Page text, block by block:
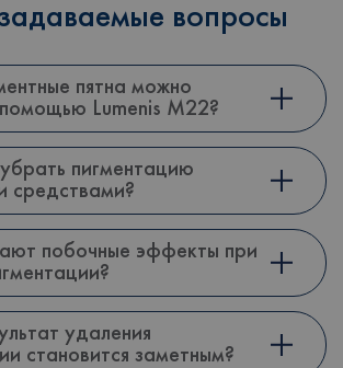
вопросы
пятна можно
Lumenis M22?
пигментацию
средствами?
побочные эффекты при
удаления
становится заметным?